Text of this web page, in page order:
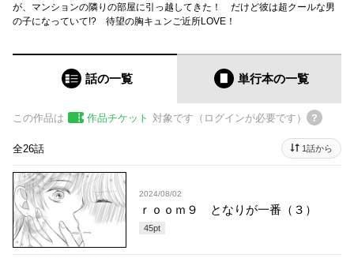
が、マンションの隣りの部屋に引っ越してきた！ だけど彼は超クールな男
の子になっていて!? 待望の胸キュンご近所LOVE！
話の一覧 単行本の一覧
この作品は 作品チケット 対象です（ログインが必要です）
全26話 1話から
2024/08/02
ｒｏｏｍ９ となりが一番（３）
45pt